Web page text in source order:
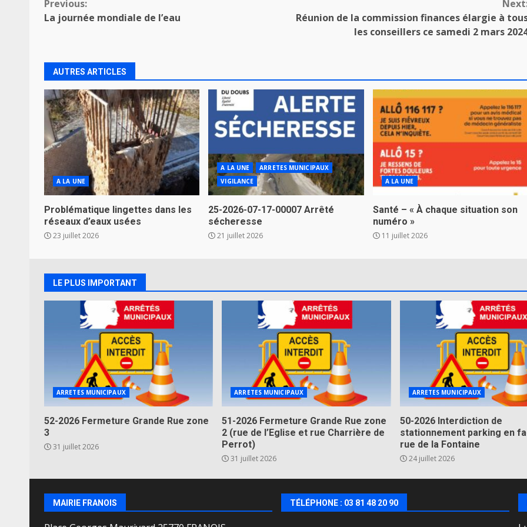
Continue
Reading
Previous:
La journée mondiale de l’eau
Réunion de la commission finances élargie à
les conseillers ce samedi 2 mars
AUTRES ARTICLES
A LA UNE
Problématique lingettes dans les
réseaux d’eaux usées
23 juillet 2026
A LA UNE
ARRETES MUNICIPAUX
VIGILANCE
25-2026-07-17-00007 Arrêté
sécheresse
21 juillet 2026
A LA UNE
Santé – « À chaque situation son
numéro »
11 juillet 2026
LE PLUS IMPORTANT
ARRETES MUNICIPAUX
52-2026 Fermeture Grande Rue zone
3
31 juillet 2026
ARRETES MUNICIPAUX
51-2026 Fermeture Grande Rue zone
2 (rue de l’Eglise et rue Charrière de
Perrot)
31 juillet 2026
ARRETES MUNICIPAUX
50-2026 Interdiction de
stationnement parking en
rue de la Fontaine
24 juillet 2026
MAIRIE FRANOIS TÉLÉPHONE : 03 81 48 20 90